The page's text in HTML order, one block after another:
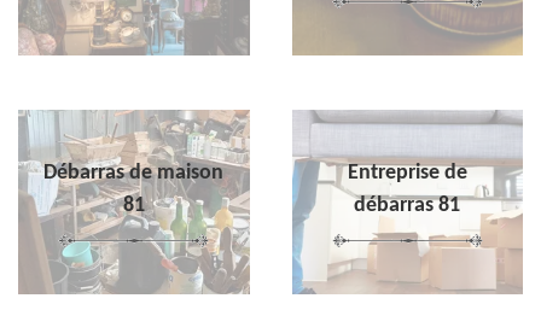
Débarras de maison
81
Entreprise de
débarras 81